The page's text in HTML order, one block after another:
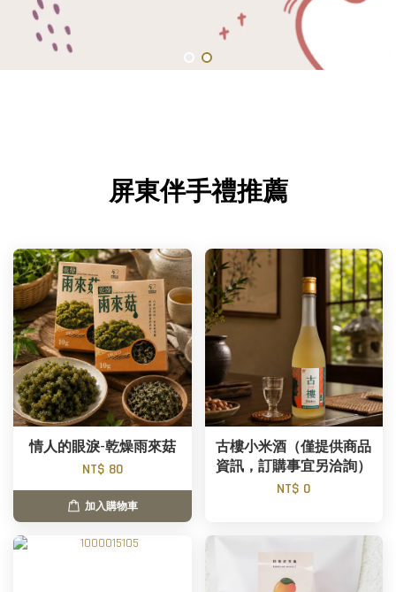
屏東伴手禮推薦
情人的眼淚-乾燥雨來菇
NT$ 80
加入購物車
古樓小米酒（僅提供商品
資訊，訂購事宜另洽詢）
NT$ 0